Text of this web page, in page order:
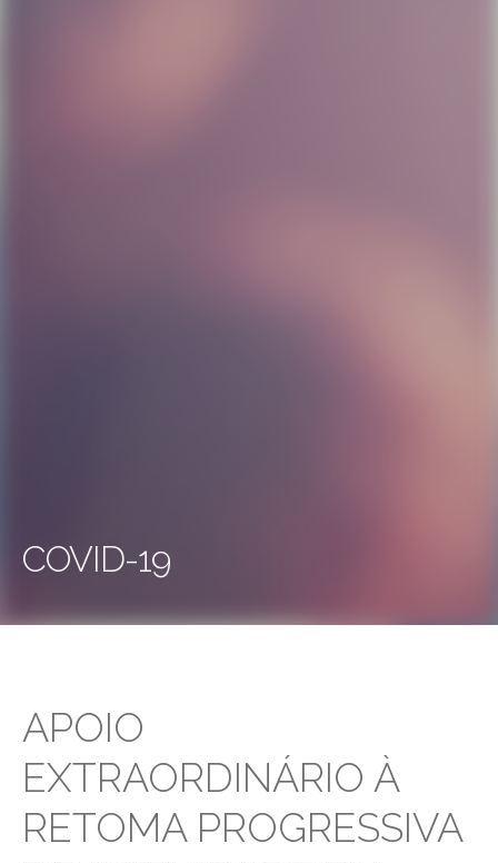
COVID-19
APOIO
EXTRAORDINÁRIO À
RETOMA PROGRESSIVA